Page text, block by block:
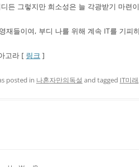
든 그렇지만 희소성은 늘 각광받기 마련
재들이여, 부디 나를 위해 계속 IT를 기피
고라 [ 링크 ]
posted in 나혼자만의독설 and tagged IT미래